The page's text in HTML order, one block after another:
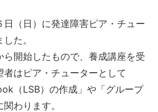
日（日）に発達障害ピア・チュー
た。
ら開始したもので、養成講座を受
はピア・チューターとして
（LSB）の作成」や「グループ
わります。